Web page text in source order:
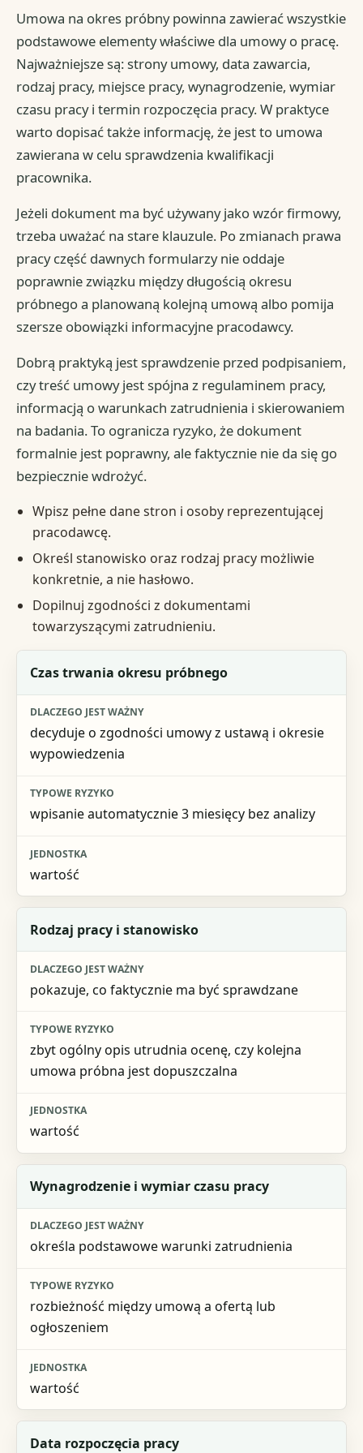
Umowa na okres próbny powinna zawierać wszystkie
podstawowe elementy właściwe dla umowy o pracę.
Najważniejsze są: strony umowy, data zawarcia,
rodzaj pracy, miejsce pracy, wynagrodzenie, wymiar
czasu pracy i termin rozpoczęcia pracy. W praktyce
warto dopisać także informację, że jest to umowa
zawierana w celu sprawdzenia kwalifikacji
pracownika.
Jeżeli dokument ma być używany jako wzór firmowy,
trzeba uważać na stare klauzule. Po zmianach prawa
pracy część dawnych formularzy nie oddaje
poprawnie związku między długością okresu
próbnego a planowaną kolejną umową albo pomija
szersze obowiązki informacyjne pracodawcy.
Dobrą praktyką jest sprawdzenie przed podpisaniem,
czy treść umowy jest spójna z regulaminem pracy,
informacją o warunkach zatrudnienia i skierowaniem
na badania. To ogranicza ryzyko, że dokument
formalnie jest poprawny, ale faktycznie nie da się go
bezpiecznie wdrożyć.
Wpisz pełne dane stron i osoby reprezentującej
pracodawcę.
Określ stanowisko oraz rodzaj pracy możliwie
konkretnie, a nie hasłowo.
Dopilnuj zgodności z dokumentami
towarzyszącymi zatrudnieniu.
Element umowy
Dlaczego jest ważny
Typowe ryzyko
Czas trwania okresu próbnego
decyduje o zgodności umowy z ustawą i okresie
wypowiedzenia
wpisanie automatycznie 3 miesięcy bez analizy
wartość
Rodzaj pracy i stanowisko
pokazuje, co faktycznie ma być sprawdzane
zbyt ogólny opis utrudnia ocenę, czy kolejna
umowa próbna jest dopuszczalna
wartość
Wynagrodzenie i wymiar czasu pracy
określa podstawowe warunki zatrudnienia
rozbieżność między umową a ofertą lub
ogłoszeniem
wartość
Data rozpoczęcia pracy